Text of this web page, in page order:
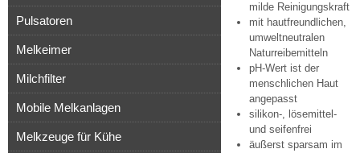
milde Reinigungskraft
mit hautfreundlichen,
umweltneutralen
Naturreibemitteln
pH-Wert ist der
menschlichen Haut
angepasst
silikon-, lösemittel-
und seifenfrei
äußerst sparsam im
Pulsatoren
Melkeimer
Milchfilter
Mobile Melkanlagen
Melkzeuge für Kühe